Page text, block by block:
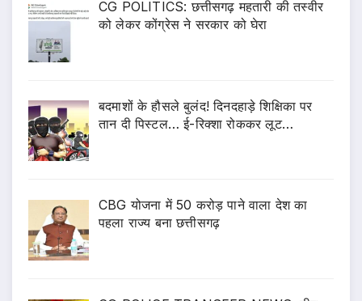
CG POLITICS: छत्तीसगढ़ महतारी की तस्वीर
को लेकर कोंग्रेस ने सरकार को घेरा
बदमाशों के हौसले बुलंद! दिनदहाड़े शिक्षिका पर
तान दी पिस्टल… ई-रिक्शा रोककर लूट…
CBG योजना में 50 करोड़ पाने वाला देश का
पहला राज्य बना छत्तीसगढ़